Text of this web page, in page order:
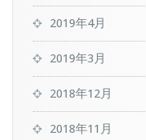
2019年4月
2019年3月
2018年12月
2018年11月